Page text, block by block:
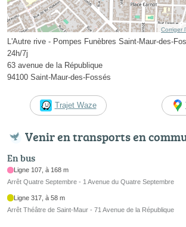
Corriger
L'Autre rive - Pompes Funèbres Saint-Maur-des-
24h/7j
63 avenue de la République
94100 Saint-Maur-des-Fossés
Trajet Waze
Venir en transports en
En bus
Ligne 107, à 168 m
Arrêt Quatre Septembre - 1 Avenue du Quatre Septembre
Ligne 317, à 58 m
Arrêt Théâtre de Saint-Maur - 71 Avenue de la République